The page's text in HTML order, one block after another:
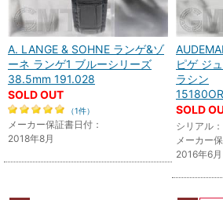
A. LANGE & SOHNE ランゲ&ゾ
ーネ ランゲ1 ブルーシリーズ
38.5mm 191.028
SOLD OUT
（1件）
メーカー保証書日付：
2018年8月
ピゲ ジ
ラシン
SOLD
シリアル
メーカー
2016年6月